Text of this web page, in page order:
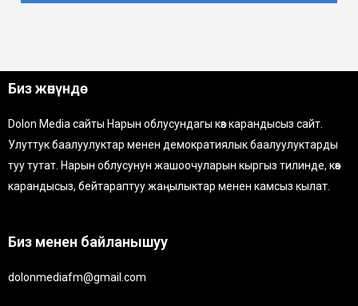
Биз жөнүндө
Dolon Media сайты Нарын облусундагы көз карандысыз сайт.
Улуттук баалуулуктар менен демократиялык баалуулуктарды
туу тутат. Нарын облусунун жашоочуларын кыргыз тилинде, көз
карандысыз, бейтараптуу жаңылыктар менен камсыз кылат.
Биз менен байланышуу
dolonmediafm@gmail.com